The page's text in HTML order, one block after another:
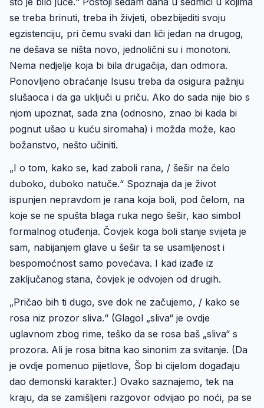
se treba brinuti, treba ih živjeti, obezbijediti svoju
egzistenciju, pri čemu svaki dan liči jedan na drugog,
ne dešava se ništa novo, jednolični su i monotoni.
Nema nedjelje koja bi bila drugačija, dan odmora.
Ponovljeno obraćanje Isusu treba da osigura pažnju
slušaoca i da ga uključi u priču. Ako do sada nije bio s
njom upoznat, sada zna (odnosno, znao bi kada bi
pognut ušao u kuću siromaha) i možda može, kao
božanstvo, nešto učiniti.
„I o tom, kako se, kad zaboli rana, / šešir na čelo
duboko, duboko natuče.“ Spoznaja da je život
ispunjen nepravdom je rana koja boli, pod čelom, na
koje se ne spušta blaga ruka nego šešir, kao simbol
formalnog otuđenja. Čovjek koga boli stanje svijeta je
sam, nabijanjem glave u šešir ta se usamljenost i
bespomoćnost samo povećava. I kad izađe iz
zaključanog stana, čovjek je odvojen od drugih.
„Pričao bih ti dugo, sve dok ne začujemo, / kako se
rosa niz prozor sliva.“ (Glagol „sliva“ je ovdje
uglavnom zbog rime, teško da se rosa baš „sliva“ s
prozora. Ali je rosa bitna kao sinonim za svitanje. (Da
je ovdje pomenuo pijetlove, Šop bi cijelom događaju
dao demonski karakter.) Ovako saznajemo, tek na
kraju, da se zamišljeni razgovor odvijao po noći, pa se